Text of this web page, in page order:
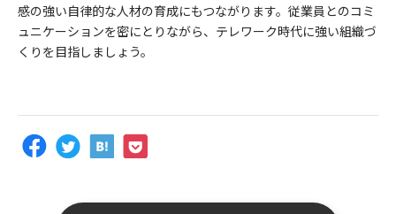
感の強い自律的な人材の育成にもつながります。従業員とのコミ
ュニケーションを密にとりながら、テレワーク時代に強い組織づ
くりを目指しましょう。